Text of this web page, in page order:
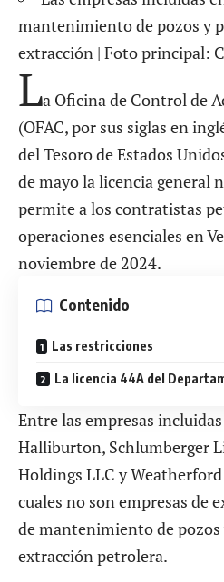
mantenimiento de pozos y
extracción | Foto principal:
La Oficina de Control de
(OFAC, por sus siglas en
del Tesoro de Estados
de mayo la licencia general
permite a los contratistas
operaciones esenciales en
noviembre de 2024.
Contenido
Las restricciones
La licencia 44A del
Entre las empresas
Halliburton, Schlumberger
Holdings LLC y
cuales no son empresas de
de mantenimiento de
extracción petrolera.